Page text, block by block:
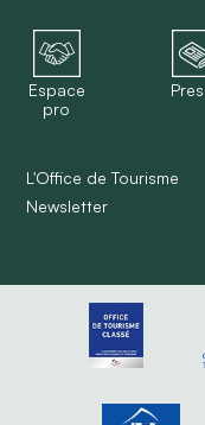
Espace
pro
L'Office de Tourisme
Newsletter